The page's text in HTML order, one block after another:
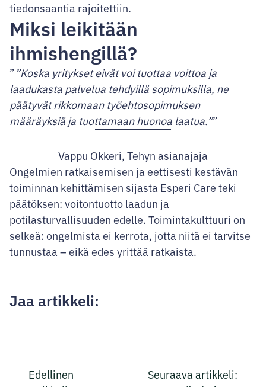
tiedonsaantia rajoitettiin.
Miksi leikitään
ihmishengillä?
”Koska yritykset eivät voi tuottaa voittoa ja
laadukasta palvelua tehdyillä sopimuksilla, ne
päätyvät rikkomaan työehtosopimuksen
määräyksiä ja tuottamaan huonoa laatua.”
Vappu Okkeri, Tehyn asianajaja
Ongelmien ratkaisemisen ja eettisesti kestävän
toiminnan kehittämisen sijasta Esperi Care teki
päätöksen: voitontuotto laadun ja
potilasturvallisuuden edelle. Toimintakulttuuri on
selkeä: ongelmista ei kerrota, jotta niitä ei tarvitse
tunnustaa – eikä edes yrittää ratkaista.
Jaa artikkeli:
Edellinen
Seuraava artikkeli: